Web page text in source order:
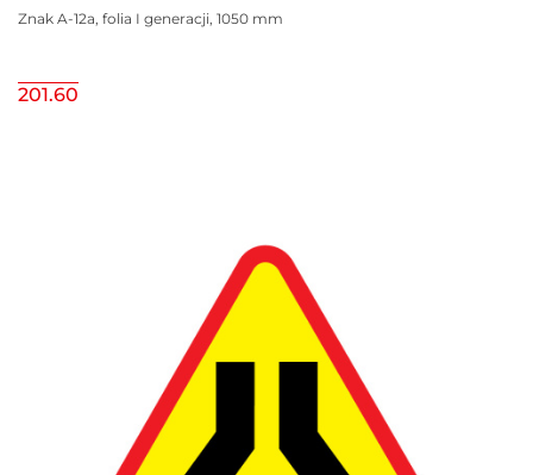
Znak A-12a, folia I generacji, 1050 mm
201.60